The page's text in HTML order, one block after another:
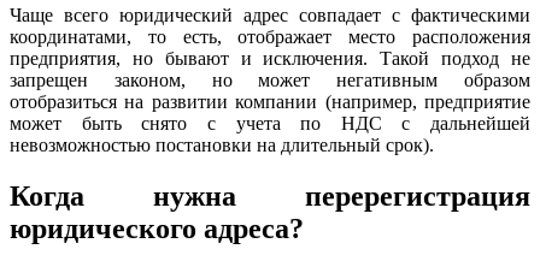
Чаще всего юридический адрес совпадает с фактическими
координатами, то есть, отображает место расположения
предприятия, но бывают и исключения. Такой подход не
запрещен законом, но может негативным образом
отобразиться на развитии компании (например, предприятие
может быть снято с учета по НДС с дальнейшей
невозможностью постановки на длительный срок).
Когда нужна перерегистрация
юридического адреса?